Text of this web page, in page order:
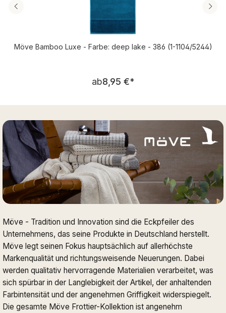
Möve Bamboo Luxe - Farbe: deep lake - 386 (1-1104/5244)
Regulärer Preis:
ab8,95 €*
Möve - Tradition und Innovation sind die Eckpfeiler des
Unternehmens, das seine Produkte in Deutschland herstellt.
Möve legt seinen Fokus hauptsächlich auf allerhöchste
Markenqualität und richtungsweisende Neuerungen. Dabei
werden qualitativ hervorragende Materialien verarbeitet, was
sich spürbar in der Langlebigkeit der Artikel, der anhaltenden
Farbintensität und der angenehmen Griffigkeit widerspiegelt.
Die gesamte Möve Frottier-Kollektion ist angenehm